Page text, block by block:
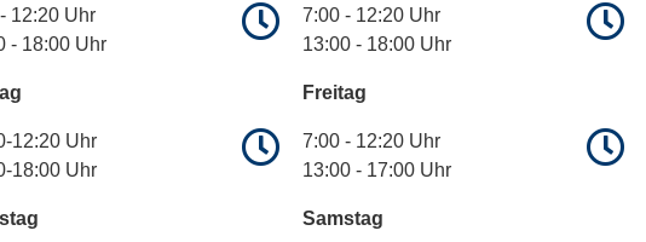
12:20 Uhr
- 18:00 Uhr
12:20 Uhr
18:00 Uhr
7:00 - 12:20 Uhr
13:00 - 18:00 Uhr
Freitag
7:00 - 12:20 Uhr
13:00 - 17:00 Uhr
Samstag